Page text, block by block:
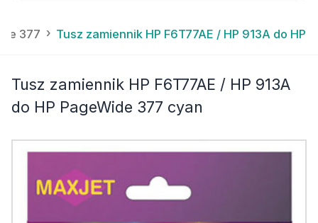
377 Tusz zamiennik HP F6T77AE / HP 913A do HP
Tusz zamiennik HP F6T77AE / HP 913A
do HP PageWide 377 cyan